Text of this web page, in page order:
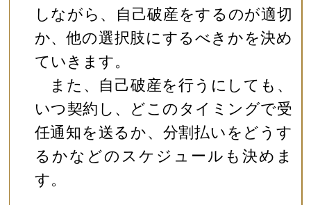
しながら、自己破産をするのが適切
か、他の選択肢にするべきかを決め
ていきます。
また、自己破産を行うにしても、
いつ契約し、どこのタイミングで受
任通知を送るか、分割払いをどうす
るかなどのスケジュールも決めま
す。